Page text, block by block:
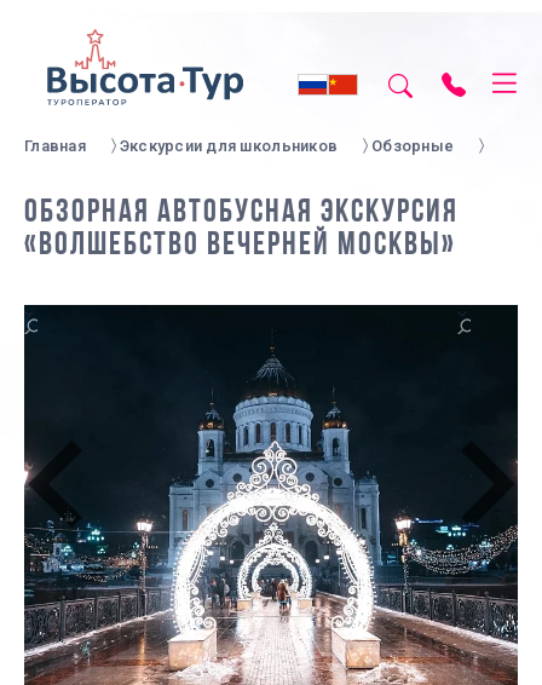
Главная Экскурсии для школьников Обзорные
ОБЗОРНАЯ АВТОБУСНАЯ ЭКСКУРСИЯ
«ВОЛШЕБСТВО ВЕЧЕРНЕЙ МОСКВЫ»